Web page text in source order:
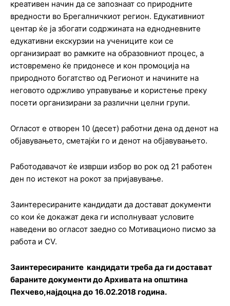
креативен начин да се запознаат со природните
вредности во Брегалничкиот регион. Едукативниот
центар ќе ја збогати содржината на еднодневните
едукативни екскурзии на учениците кои се
организираат во рамките на образовниот процес, а
истовремено ќе придонесе и кон промоција на
природното богатство од Регионот и начините на
неговото одржливо управување и користење преку
посети организирани за различни целни групи.
Огласот е отворен 10 (десет) работни дена од денот на
објавувањето, сметајќи го и денот на објавувањето.
Работодавачот ќе изврши избор во рок од 21 работен
ден по истекот на рокот за пријавување.
Заинтересираните кандидати да достават документи
со кои ќе докажат дека ги исполнуваат условите
наведени во огласот заедно со Мотивационо писмо за
работа и CV.
Заинтересираните кандидати треба да ги достават
бараните документи до Архивата на општина
Пехчево,најдоцна до 16.02.2018 година.